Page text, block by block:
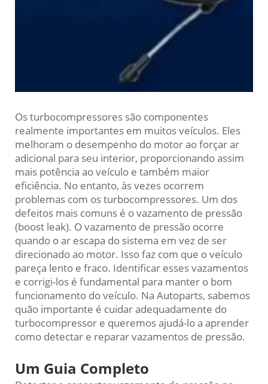
Os turbocompressores são componentes
realmente importantes em muitos veículos. Eles
melhoram o desempenho do motor ao forçar ar
adicional para seu interior, proporcionando assim
mais potência ao veículo e também maior
eficiência. No entanto, às vezes ocorrem
problemas com os turbocompressores. Um dos
defeitos mais comuns é o vazamento de pressão
(boost leak). O vazamento de pressão ocorre
quando o ar escapa do sistema em vez de ser
direcionado ao motor. Isso faz com que o veículo
pareça lento e fraco. Identificar esses vazamentos
e corrigi-los é fundamental para manter o bom
funcionamento do veículo. Na Autoparts, sabemos
quão importante é cuidar adequadamente do
turbocompressor e queremos ajudá-lo a aprender
como detectar e reparar vazamentos de pressão.
Um Guia Completo